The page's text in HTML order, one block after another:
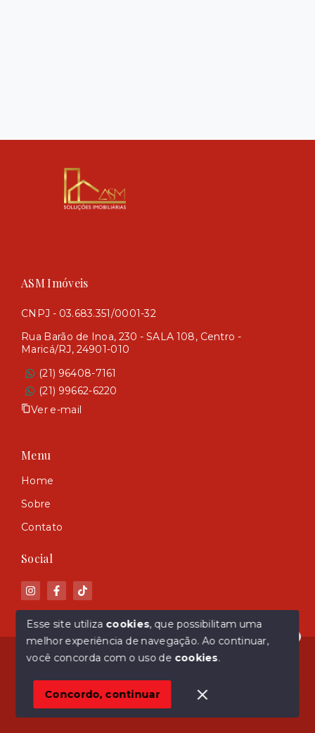
Olá! Estamos disponíveis para te ajudar.
ASM Imóveis
CNPJ - 03.683.351/0001-32
Rua Barão de Inoa, 230 - SALA 108, Centro -
Maricá/RJ, 24901-010
(21) 96408-7161
(21) 99662-6220
Ver e-mail
Menu
Home
Sobre
Contato
Social
© Copyright 2026 - ASM Imóveis - Todos os direitos
SITE PARA IMOBILIARIA
Esse site utiliza cookies, que possibilitam uma
melhor experiência de navegação.Ao continuar,
você concorda com o uso de cookies.
Concordo, continuar